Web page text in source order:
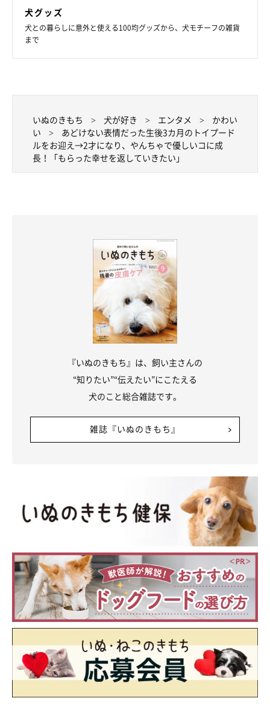
たいですね」
写真提供・取材協力／@puusuke_maruさん／X（旧Twitter）
犬グッズ
犬との暮らしに意外と使える100均グッズから、犬モチーフの雑貨
まで
いぬのきもち 犬が好き エンタメ
かわい
い
あどけない表情だった生後3カ月のトイプード
ルをお迎え→2才になり、やんちゃで優しいコに成
長！「もらった幸せを返していきたい」
『いぬのきもち』は、飼い主さんの
“知りたい”“伝えたい”にこたえる
犬のこと総合雑誌です。
雑誌『いぬのきもち』